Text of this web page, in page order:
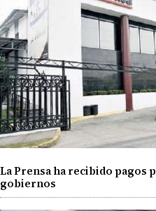
La Prensa ha recibido pagos
gobiernos